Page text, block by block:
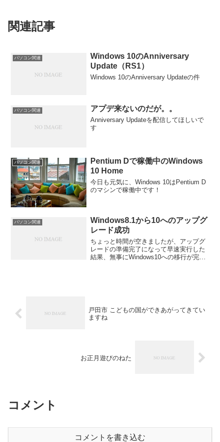
関連記事
パソコン関連
Windows 10のAnniversary
Update（RS1）
Windows 10のAnniversary Updateの件
パソコン関連 アプデ来ないのだが。。
Anniversary Updateを配信してほしいで
す
パソコン関連
Pentium Dで稼働中のWindows
10 Home
今日も元気に、Windows 10はPentium D
のマシンで稼働中です！
パソコン関連
Windows8.1から10へのアップグ
レード成功
ちょっと時間が空きましたが、アップグ
レードの準備完了になって早速実行した
結果、無事にWindows10への移行が完了
戸田市 こどもの国ができあがってきてい
ますね
お正月遊びのねた
コメント
コメントを書き込む